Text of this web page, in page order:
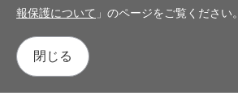
報保護について 」のページをご覧ください。
閉じる